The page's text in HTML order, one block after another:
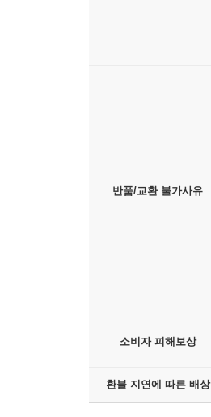
반품/교환 불가사유
소비자 피해보상
환불 지연에 따른 배상